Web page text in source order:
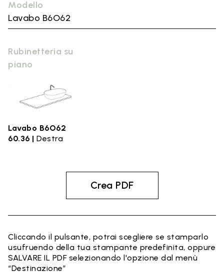
Modello
Lavabo B6O62
Rubinetteria su
piano
Lavabo B6O62
60.36 | Destra
Crea PDF
Cliccando il pulsante, potrai scegliere se stamparlo
usufruendo della tua stampante predefinita, oppure
SALVARE IL PDF selezionando l'opzione dal menù
“Destinazione”